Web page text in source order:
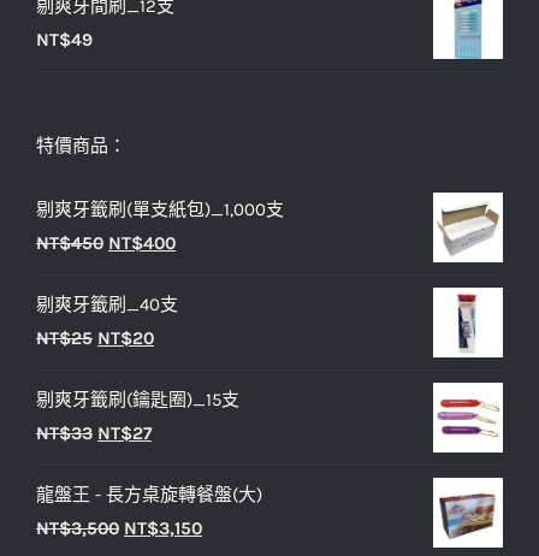
剔爽牙間刷_12支
NT$49
特價商品：
剔爽牙籤刷(單支紙包)_1,000支
NT$450 原
價
格：
NT$400目
價
剔爽牙籤刷_40支
NT$25 原
價
格：
NT$20目
價
剔爽牙籤刷(鑰匙圈)_15支
NT$33 原
價
格：
NT$27目
價
格：
龍盤王 - 長方桌旋轉餐盤(大)
NT$3,500 原
NT$3,150目